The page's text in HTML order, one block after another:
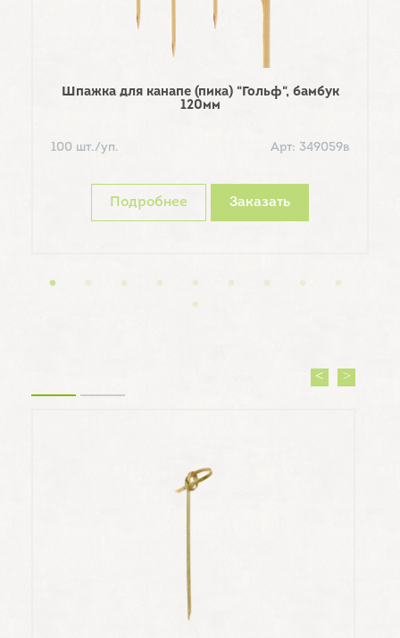
Шпажка для канапе (пика) "Гольф", бамбук
120мм
100 шт./уп. Арт: 349059в
Подробнее Заказать